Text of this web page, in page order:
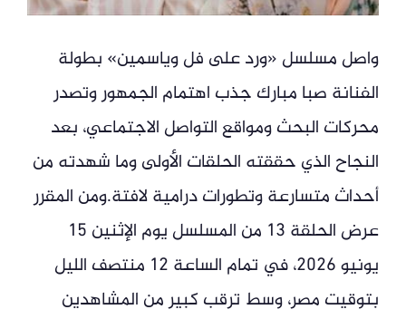
واصل مسلسل «ورد على فل وياسمين» بطولة
الفنانة صبا مبارك جذب اهتمام الجمهور وتصدر
محركات البحث ومواقع التواصل الاجتماعي، بعد
النجاح الذي حققته الحلقات الأولى وما شهدته من
أحداث متسارعة وتطورات درامية لافتة.ومن المقرر
عرض الحلقة 13 من المسلسل يوم الإثنين 15
يونيو 2026، في تمام الساعة 12 منتصف الليل
بتوقيت مصر، وسط ترقب كبير من المشاهدين